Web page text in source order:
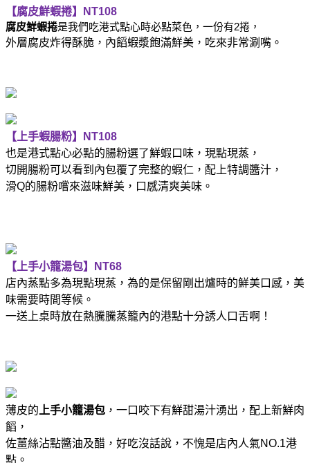
【腐皮鮮蝦捲】
NT108
腐皮鮮蝦捲是我們吃港式點心時必點菜色，一份有2捲，
外層腐皮炸得酥脆，內饀蝦漿飽滿鮮美，吃來非常涮嘴。
【上手蝦腸粉】
NT108
也是港式點心必點的腸粉選了鮮蝦口味，現點現蒸，
切開腸粉可以看到內包覆了完整的蝦仁，配上特調醬汁，
滑Q的腸粉嚐來滋味鮮美，口感清爽美味。
【上手小籠湯包】
NT68
店內蒸點多為現點現蒸，為的是保留剛出爐時的鮮美口感，美
味需要時間等候。
一送上桌時放在熱騰騰蒸籠內的港點十分誘人口舌啊！
薄皮的 上手小籠湯包 ，一口咬下有鮮甜湯汁湧出，配上新鮮肉
饀，
佐薑絲沾點醬油及醋，好吃沒話說，不愧是店內人氣NO.1港
點。